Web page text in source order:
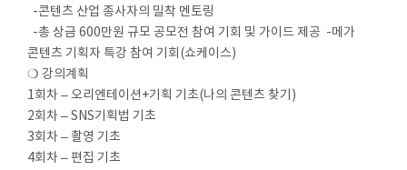
-콘텐츠 산업 종사자의 밀착 멘토링
-총 상금 600만원 규모 공모전 참여 기회 및 가이드 제공 -메가
콘텐츠 기획자 특강 참여 기회(쇼케이스)
❍ 강의계획
1회차 – 오리엔테이션+기획 기초(나의 콘텐츠 찾기)
2회차 – SNS기획법 기초
3회차 – 촬영 기초
4회차 – 편집 기초